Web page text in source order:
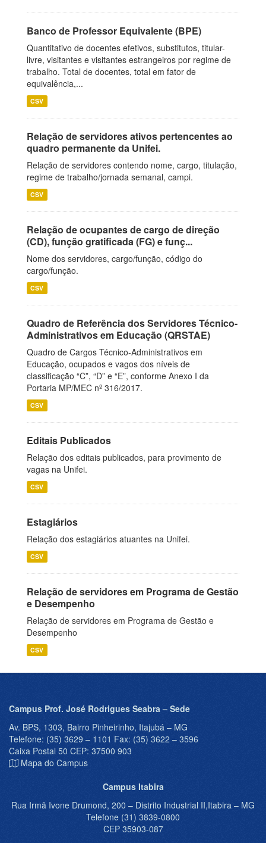
Banco de Professor Equivalente (BPE)
Quantitativo de docentes efetivos, substitutos, titular-
livre, visitantes e visitantes estrangeiros por regime de
trabalho. Total de docentes, total em fator de
equivalência,...
CSV
Relação de servidores ativos pertencentes ao
quadro permanente da Unifei.
Relação de servidores contendo nome, cargo, titulação,
regime de trabalho/jornada semanal, campi.
CSV
Relação de ocupantes de cargo de direção
(CD), função gratificada (FG) e funç...
Nome dos servidores, cargo/função, código do
cargo/função.
CSV
Quadro de Referência dos Servidores Técnico-
Administrativos em Educação (QRSTAE)
Quadro de Cargos Técnico-Administrativos em
Educação, ocupados e vagos dos níveis de
classificação “C”, “D” e “E”, conforme Anexo I da
Portaria MP/MEC nº 316/2017.
CSV
Editais Publicados
Relação dos editais publicados, para provimento de
vagas na Unifei.
CSV
Estagiários
Relação dos estagiários atuantes na Unifei.
CSV
Relação de servidores em Programa de Gestão
e Desempenho
Relação de servidores em Programa de Gestão e
Desempenho
CSV
Campus Prof. José Rodrigues Seabra – Sede
Av. BPS, 1303, Bairro Pinheirinho, Itajubá – MG
Telefone: (35) 3629 – 1101 Fax: (35) 3622 – 3596
Caixa Postal 50 CEP: 37500 903
Mapa do Campus
Campus Itabira
Rua Irmã Ivone Drumond, 200 – Distrito Industrial II,Itabira – MG
Telefone (31) 3839-0800
CEP 35903-087